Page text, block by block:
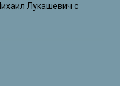
Лукашевич с